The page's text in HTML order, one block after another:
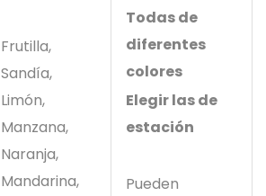
Frutilla,
Sandía,
Limón,
Manzana,
Naranja,
Mandarina,
Todas de
diferentes
colores
Elegir las de
estación
Pueden